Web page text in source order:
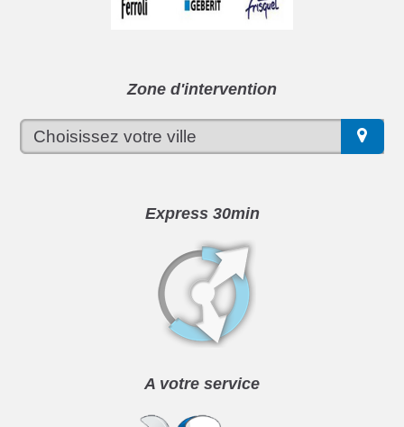
Zone d'intervention
Express 30min
A votre service